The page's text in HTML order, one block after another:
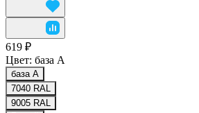
619 ₽
Цвет: база А
база А
7040 RAL
9005 RAL